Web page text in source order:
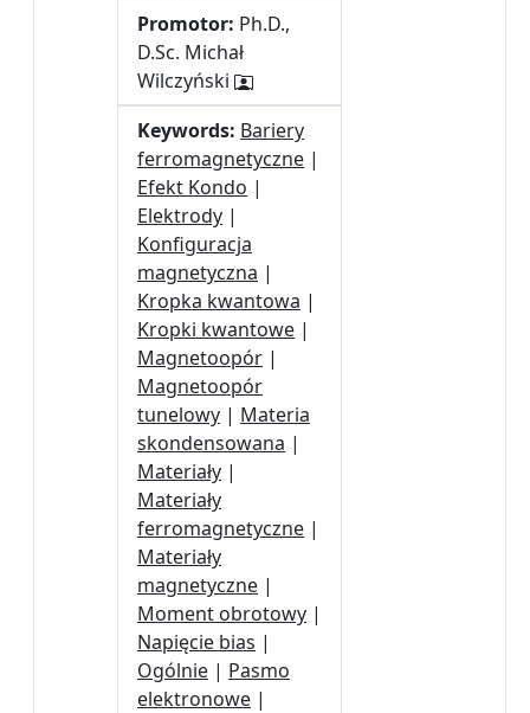
Promotor: Ph.D.,
D.Sc. Michał
Wilczyński
Keywords: Bariery
ferromagnetyczne |
Efekt Kondo |
Elektrody |
Konfiguracja
magnetyczna |
Kropka kwantowa |
Kropki kwantowe |
Magnetoopór |
Magnetoopór
tunelowy | Materia
skondensowana |
Materiały |
Materiały
ferromagnetyczne |
Materiały
magnetyczne |
Moment obrotowy |
Napięcie bias |
Ogólnie | Pasmo
elektronowe |